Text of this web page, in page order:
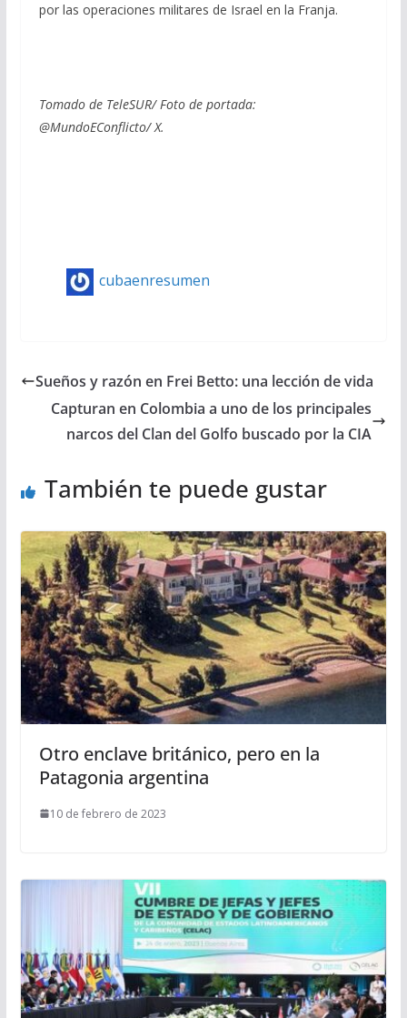
por las operaciones militares de Israel en la Franja.
Tomado de TeleSUR/ Foto de portada:
@MundoEConflicto/ X.
cubaenresumen
Sueños y razón en Frei Betto: una lección de vida
Capturan en Colombia a uno de los principales
narcos del Clan del Golfo buscado por la CIA
También te puede gustar
Otro enclave británico, pero en la
Patagonia argentina
10 de febrero de 2023